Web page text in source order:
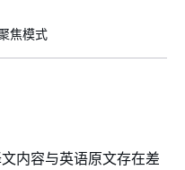
焦模式
内容与英语原文存在差